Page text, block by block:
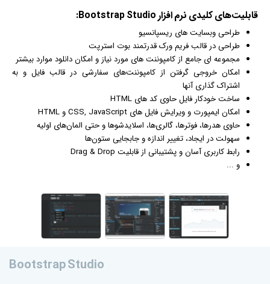
قابلیت‌های کلیدی نرم افزار
طراحی وبسایت های ریسپانسیو
طراحی در قالب فریم ورک قدرتمند بوت استرپت
مجموعه ای جامع از کامپوننت های مورد نیاز و امکان دانلود موارد بیشتر
امکان خروجی گرفتن از کامپوننت‌های سفارشی در قالب فایل‌ و به
اشتراک گذاری آنها
ساخت خودکار فایل حاوی کد های HTML
امکان ایمپورت و ویرایش فایل های CSS, JavaScript و HTML
حاوی هدرها، فوترها، گالری‌ها، اسلایدشوها و حتی المان‌های اولیه
سهولت در ایجاد، تغییر اندازه و جابجایی ستون‌ها
رابط کاربری آسان و پشتیبانی از قابلیت Drag & Drop
و ...
Bootstrap Studio